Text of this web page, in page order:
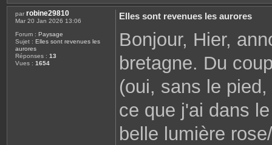
par robine29810
Mar 20 Jan 2026 13:06
Forum : Paysage
Sujet : Elles sont revenues les
aurores
Réponses : 13
Vues : 1654
Elles sont revenues les aurores
Bonjour, Hier,
bretagne. Du
(oui, sans le
ce que j'ai dans
belle lumière